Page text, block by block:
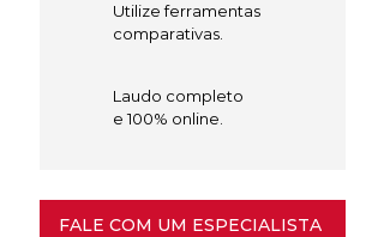
Utilize ferramentas
comparativas.
Laudo completo
e 100% online.
FALE COM UM ESPECIALISTA